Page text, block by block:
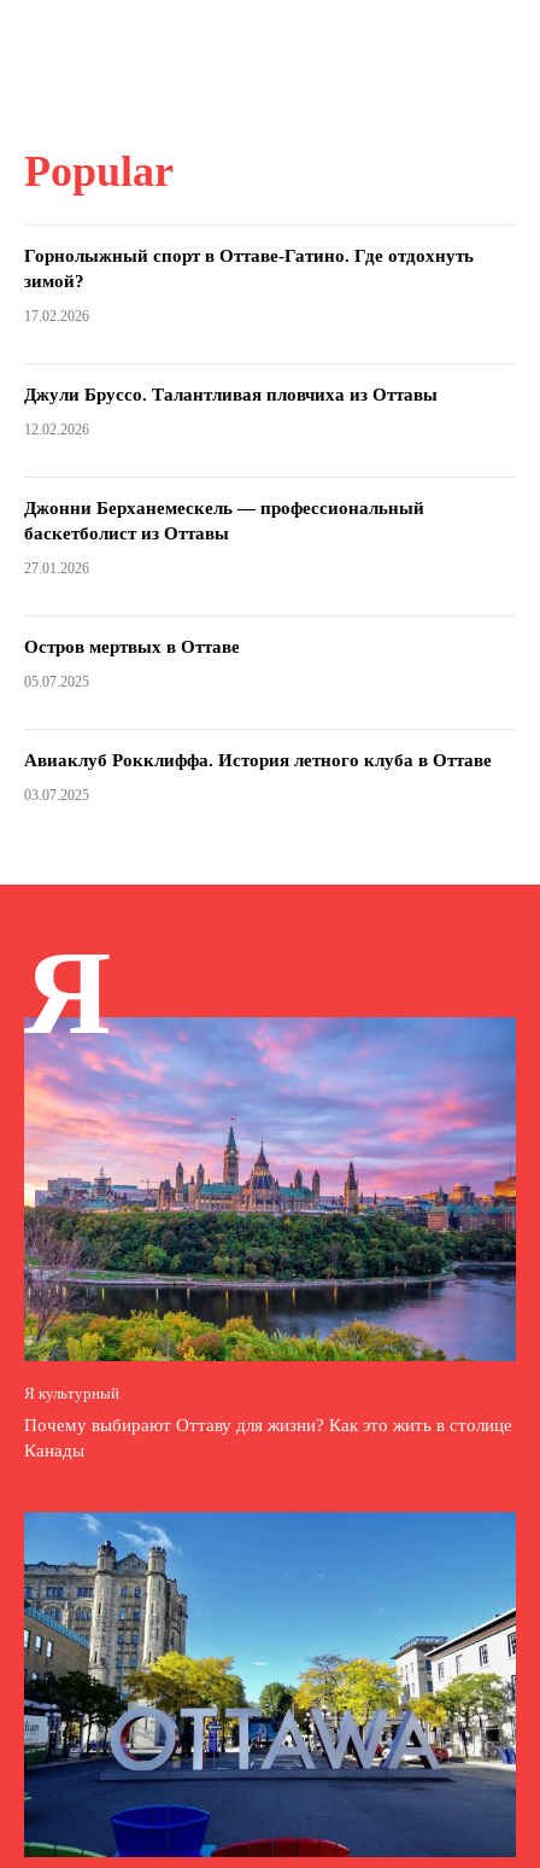
Popular
Горнолыжный спорт в Оттаве-Гатино. Где отдохнуть
зимой?
17.02.2026
Джули Бруссо. Талантливая пловчиха из Оттавы
12.02.2026
Джонни Берханемескель — профессиональный
баскетболист из Оттавы
27.01.2026
Остров мертвых в Оттаве
05.07.2025
Авиаклуб Рокклиффа. История летного клуба в Оттаве
03.07.2025
Я
Я культурный
Почему выбирают Оттаву для жизни? Как это жить в столице
Канады